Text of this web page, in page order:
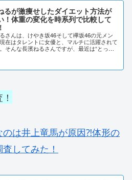
るが激痩せしたダイエット方法が
！体重の変化を時系列で比較して
さんは、けやき坂46そして欅坂46の元メン
在はタレントに女優と、マルチに活躍されて
そんな長濱ねるさんですが、最近は“とって
は井上竜馬が原因⁈体形の
してみた！